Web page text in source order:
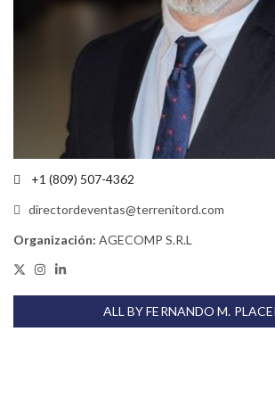
+1 (809) 507-4362
directordeventas@terrenitord.com
Organización: AGECOMP S.R.L
ALL BY FERNANDO M.